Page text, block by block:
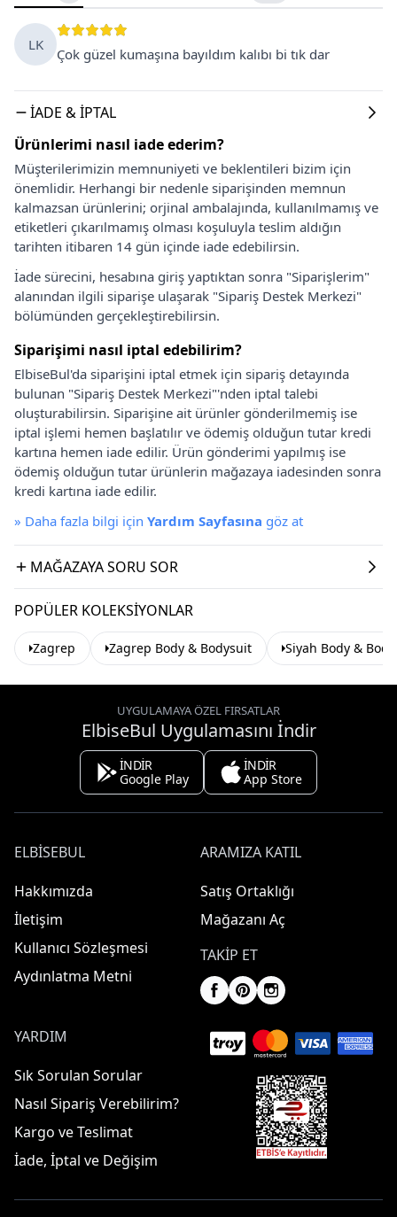
LK
Çok güzel kumaşına bayıldım kalıbı bi tık dar
İADE & İPTAL
Ürünlerimi nasıl iade ederim?
Müşterilerimizin memnuniyeti ve beklentileri bizim için
önemlidir. Herhangi bir nedenle siparişinden memnun
kalmazsan ürünlerini; orjinal ambalajında, kullanılmamış ve
etiketleri çıkarılmamış olması koşuluyla teslim aldığın
tarihten itibaren 14 gün içinde iade edebilirsin.
İade sürecini, hesabına giriş yaptıktan sonra "Siparişlerim"
alanından ilgili siparişe ulaşarak "Sipariş Destek Merkezi"
bölümünden gerçekleştirebilirsin.
Siparişimi nasıl iptal edebilirim?
ElbiseBul'da siparişini iptal etmek için sipariş detayında
bulunan "Sipariş Destek Merkezi"'nden iptal talebi
oluşturabilirsin. Siparişine ait ürünler gönderilmemiş ise
iptal işlemi hemen başlatılır ve ödemiş olduğun tutar kredi
kartına hemen iade edilir. Ürün gönderimi yapılmış ise
ödemiş olduğun tutar ürünlerin mağazaya iadesinden sonra
kredi kartına iade edilir.
» Daha fazla bilgi için Yardım Sayfasına göz at
MAĞAZAYA SORU SOR
POPÜLER KOLEKSIYONLAR
Zagrep Zagrep Body & Bodysuit Siyah Body &
UYGULAMAYA ÖZEL FIRSATLAR
ElbiseBul Uygulamasını İndir
İNDİR
Google Play
İNDİR
App Store
ELBISEBUL
Hakkımızda
İletişim
Kullanıcı Sözleşmesi
Aydınlatma Metni
ARAMIZA KATIL
Satış Ortaklığı
Mağazanı Aç
TAKIP ET
YARDIM
Sık Sorulan Sorular
Nasıl Sipariş Verebilirim?
Kargo ve Teslimat
İade, İptal ve Değişim